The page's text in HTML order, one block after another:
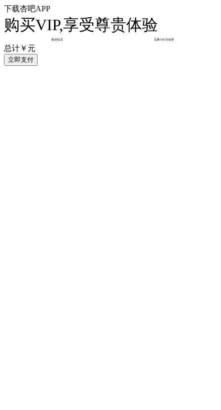
下载杏吧APP
购买VIP,享受尊贵体验
购买钻石 兑换VIP/活动等
总计￥ 元
立即支付